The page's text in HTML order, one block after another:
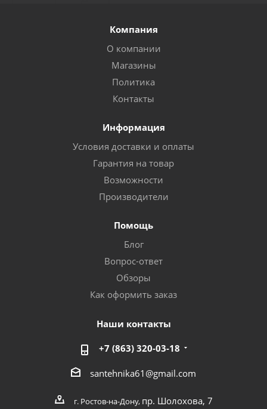
Компания
О компании
Магазины
Политика
Контакты
Информация
Условия доставки и оплаты
Гарантия на товар
Возможности
Производители
Помощь
Блог
Вопрос-ответ
Обзоры
Как оформить заказ
Наши контакты
+7 (863) 320-03-18
santehnika61@gmail.com
г. Ростов-на-Дону, пр. Шолохова, 7